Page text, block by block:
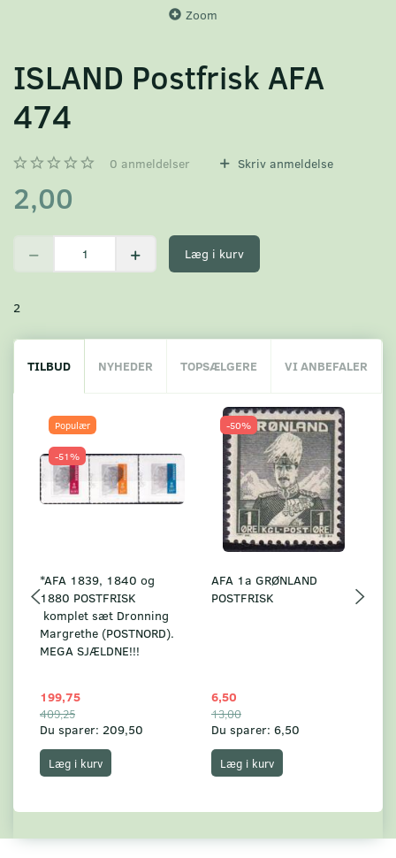
Zoom
ISLAND Postfrisk AFA
474
0 anmeldelser Skriv anmeldelse
2,00
Læg i kurv
2
TILBUD NYHEDER TOPSÆLGERE VI ANBEFALER
Populær
-51%
*AFA 1839, 1840 og
1880 POSTFRISK
komplet sæt Dronning
Margrethe (POSTNORD).
MEGA SJÆLDNE!!!
199,75
409,25
Du sparer: 209,50
Læg i kurv
-50%
AFA 1a GRØNLAND
POSTFRISK
6,50
13,00
Du sparer: 6,50
Læg i kurv